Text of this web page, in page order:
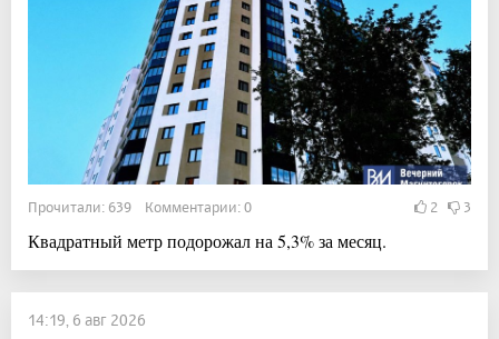
Прочитали: 639 Комментарии: 0 2 3
Квадратный метр подорожал на 5,3% за месяц.
14:19, 6 авг 2026